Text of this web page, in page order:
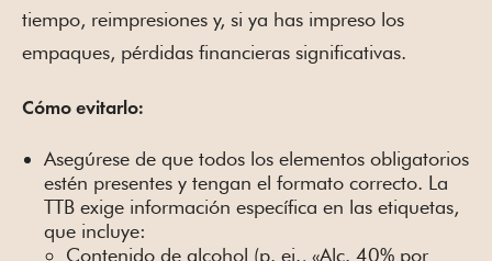
tiempo, reimpresiones y, si ya has impreso los
empaques, pérdidas financieras significativas.
Cómo evitarlo:
Asegúrese de que todos los elementos obligatorios
estén presentes y tengan el formato correcto. La
TTB exige información específica en las etiquetas,
que incluye:
Contenido de alcohol (p. ej., «Alc. 40% por